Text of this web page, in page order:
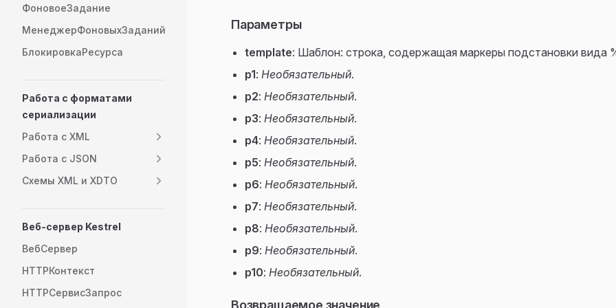
ФоновоеЗадание
МенеджерФоновыхЗаданий
БлокировкаРесурса
Работа с форматами
сериализации
Работа с XML
Работа с JSON
Схемы XML и XDTO
Веб-сервер Kestrel
ВебСервер
HTTPКонтекст
HTTPСервисЗапрос
Параметры
template: Шаблон: строка, содержащая маркеры подстановки вида
p1: Необязательный.
p2: Необязательный.
p3: Необязательный.
p4: Необязательный.
p5: Необязательный.
p6: Необязательный.
p7: Необязательный.
p8: Необязательный.
p9: Необязательный.
p10: Необязательный.
Возвращаемое значение